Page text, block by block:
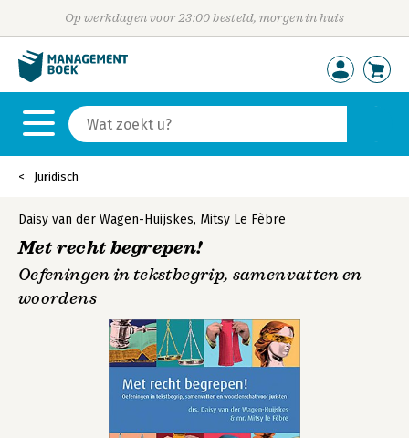
Op werkdagen voor 23:00 besteld, morgen in huis
Juridisch
Daisy van der Wagen-Huijskes, Mitsy Le Fèbre
Met recht begrepen!
Oefeningen in tekstbegrip, samenvatten en
woordens